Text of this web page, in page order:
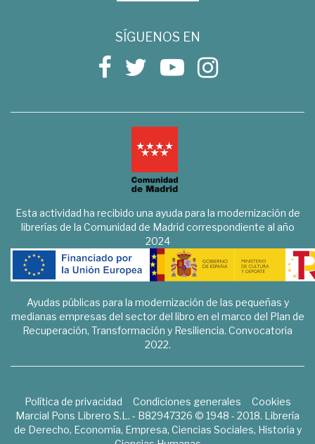
SÍGUENOS EN
Esta actividad ha recibido una ayuda para la modernización de
librerías de la Comunidad de Madrid correspondiente al año
2024
Ayudas públicas para la modernización de las pequeñas y
medianas empresas del sector del libro en el marco del Plan de
Recuperación, Transformación y Resiliencia. Convocatoria
2022.
Política de privacidad Condiciones generales
Cookies
Marcial Pons Librero S.L. - B82947326 © 1948 - 2018. Librería
de Derecho, Economía, Empresa, Ciencias Sociales, Historia y